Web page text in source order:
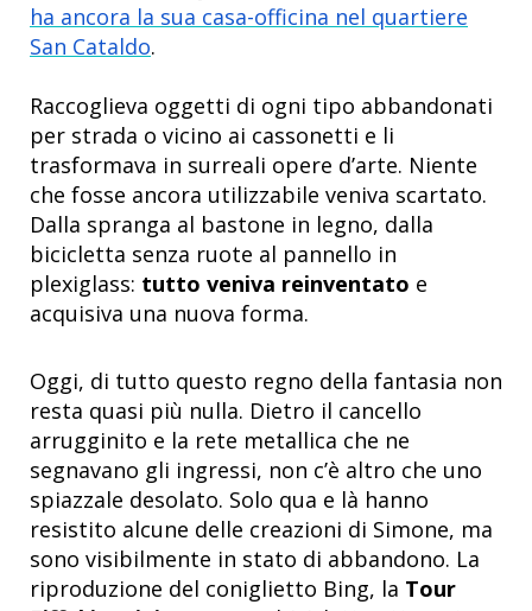
ha ancora la sua casa-officina nel quartiere
San Cataldo.
Raccoglieva oggetti di ogni tipo abbandonati
per strada o vicino ai cassonetti e li
trasformava in surreali opere d’arte. Niente
che fosse ancora utilizzabile veniva scartato.
Dalla spranga al bastone in legno, dalla
bicicletta senza ruote al pannello in
plexiglass: tutto veniva reinventato e
acquisiva una nuova forma.
Oggi, di tutto questo regno della fantasia non
resta quasi più nulla. Dietro il cancello
arrugginito e la rete metallica che ne
segnavano gli ingressi, non c’è altro che uno
spiazzale desolato. Solo qua e là hanno
resistito alcune delle creazioni di Simone, ma
sono visibilmente in stato di abbandono. La
riproduzione del coniglietto Bing, la Tour